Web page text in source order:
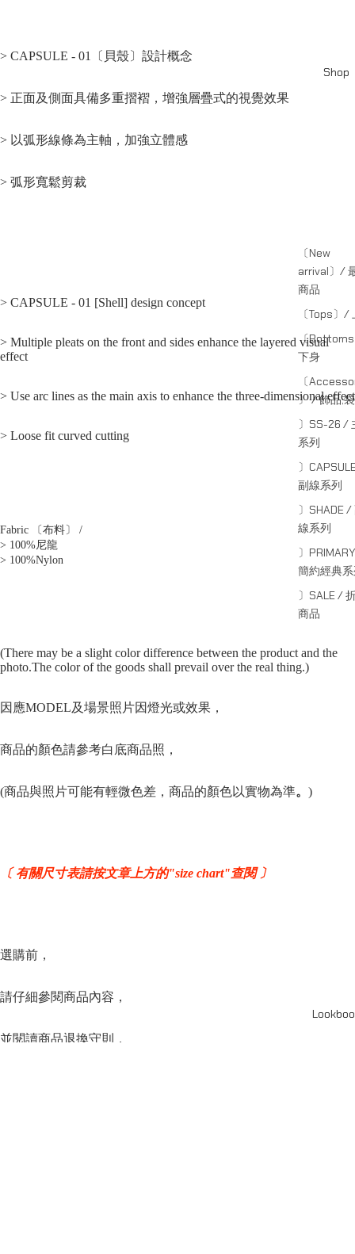
Shop
〔New
arrival〕/
商品
〔Tops〕/
〔
下身
〔
〕 / 飾品;袋
〕SS-26 /
系列
〕
副線系列
〕SHADE /
線系列
〕
簡約經典
〕SALE /
商品
> CAPSULE - 01〔貝殼〕設計概念
> 正面及側面具備多重摺褶，增強層疊式的視覺效果
> 以弧形線條為主軸，加強立體感
> 弧形寬鬆剪裁
> CAPSULE - 01 [Shell] design concept
> Multiple pleats on the front and sides enhance the layered visual
effect
> Use arc lines as the main axis to enhance the three-dimensional effect
> Loose fit curved cutting
Fabric 〔布料〕 /
> 100%尼龍
> 100%Nylon
(There may be a slight color difference between the product and the
photo.The color of the goods shall prevail over the real thing.)
因應MODEL及場景照片因燈光或效果，
商品的顏色請參考白底商品照，
(商品與照片可能有輕微色差，商品的顏色以實物為準。 )
〔 有關尺寸表請按文章上方的"size chart"查閱 〕
選購前，
請仔細參閱商品內容，
並閱讀商品退換守則，